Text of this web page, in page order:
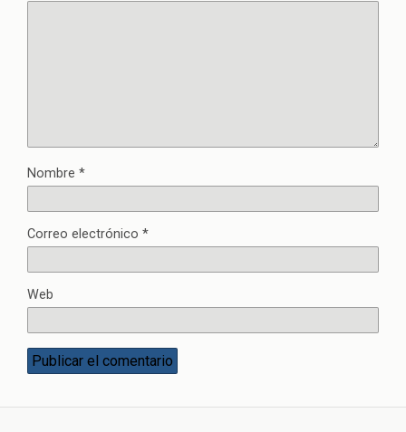
Nombre *
Correo electrónico *
Web